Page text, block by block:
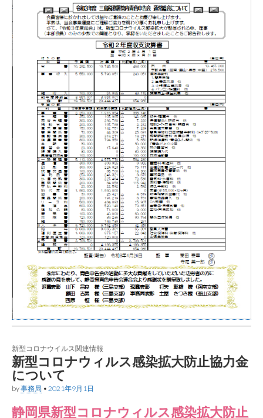
新型コロナウイルス関連情報
新型コロナウィルス感染拡大防止協力金
について
by事務局 • 2021年9月1日
静岡県新型コロナウィルス感染拡大防止